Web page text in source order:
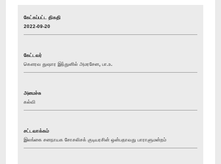
கேட்கப்பட்ட திகதி
2022-09-20
கேட்டவர்
கௌரவ துஷார இந்துனில் அமரசேன, பா.உ.
அமைச்சு
கல்வி
சட்டவாக்கம்
இலங்கை சனநாயக சோசலிசக் குடியரசின் ஒன்பதாவது பாராளுமன்றம்